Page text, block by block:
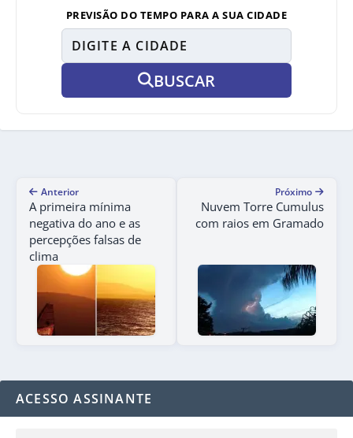
PREVISÃO DO TEMPO PARA A SUA CIDADE
BUSCAR
Anterior
A primeira mínima
negativa do ano e as
percepções falsas de
clima
Próximo
Nuvem Torre Cumulus
com raios em Gramado
ACESSO ASSINANTE